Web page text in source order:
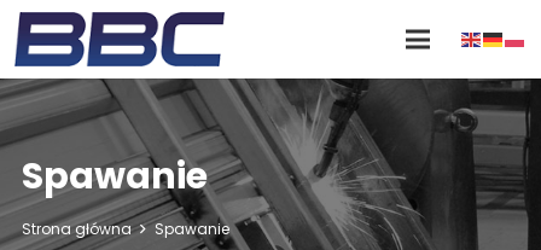
Spawanie
Strona główna Spawanie